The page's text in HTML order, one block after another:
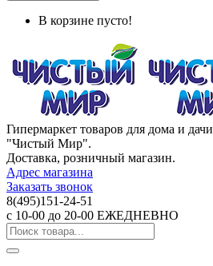
В корзине пусто!
Гипермаркет товаров для дома и дачи
"Чистый Мир".
Доставка, розничный магазин.
Адрес магазина
Заказать звонок
8(495)151-24-51
с 10-00 до 20-00 ЕЖЕДНЕВНО